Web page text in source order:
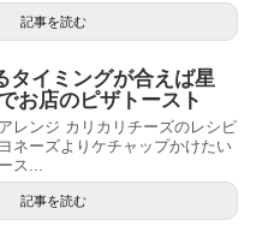
記事を読む
タイミングが合えば星
お店のピザトースト
レンジ カリカリチーズのレシピ
ネーズよりケチャップかけたい
ス...
記事を読む